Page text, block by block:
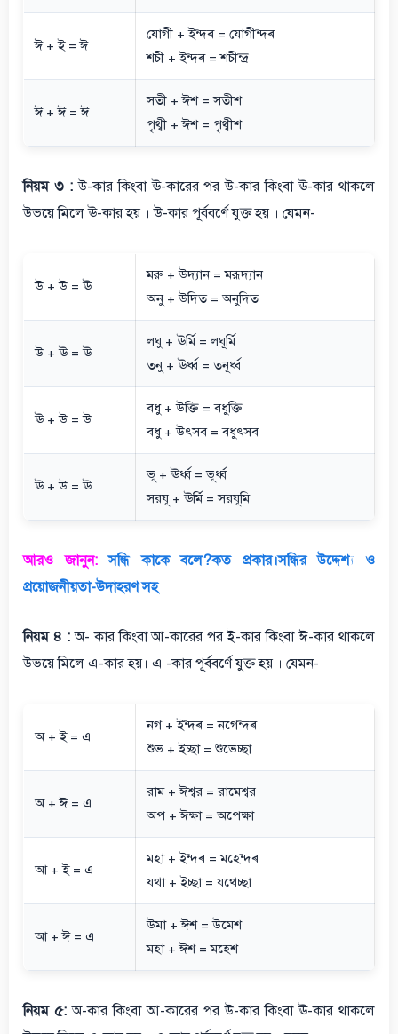
ঈ + ই = ঈ
যোগী + ইন্দ্ৰ = যোগীন্দ্ৰ
শচী + ইন্দ্ৰ = শচীন্দ্র
ঈ + ঈ = ঈ
সতী + ঈশ = সতীশ
পৃথ্বী + ঈশ = পৃথ্বীশ
নিয়ম ৩ :উ-কার কিংবা ঊ-কারের পর উ-কার কিংবা ঊ-কার থাকলে
উভয়ে মিলে ঊ-কার হয় । উ-কার পূর্ববর্ণে যুক্ত হয় । যেমন-
উ + উ = ঊ
মরু + উদ্যান = মরূদ্যান
অনু + উদিত = অনুদিত
উ + ঊ = ঊ
লঘু + ঊর্মি = লঘূর্মি
তনু + ঊর্ধ্ব = তনূর্ধ্ব
ঊ + উ = উ
বধু + উক্তি = বধুক্তি
বধু + উৎসব = বধুৎসব
ঊ + উ = ঊ
ভূ + ঊর্ধ্ব = ভূর্ধ্ব
সরযূ + ঊর্মি = সরযূমি
আরও জানুন:
সন্ধি কাকে বলে?কত প্রকার।সন্ধির উদ্দেশ্য ও
প্রয়োজনীয়তা-উদাহরণ সহ
নিয়ম ৪ :অ- কার কিংবা আ-কারের পর ই-কার কিংবা ঈ-কার থাকলে
উভয়ে মিলে এ-কার হয়। এ -কার পূর্ববর্ণে যুক্ত হয় । যেমন-
অ + ই = এ
নগ + ইন্দ্ৰ = নগেন্দ্ৰ
শুভ + ইচ্ছা = শুভেচ্ছা
অ + ঈ = এ
রাম + ঈশ্বর = রামেশ্বর
অপ + ঈক্ষা = অপেক্ষা
আ + ই = এ
মহা + ইন্দ্ৰ = মহেন্দ্ৰ
যথা + ইচ্ছা = যথেচ্ছা
আ + ঈ = এ
উমা + ঈশ = উমেশ
মহা + ঈশ = মহেশ
নিয়ম ৫:অ-কার কিংবা আ-কারের পর উ-কার কিংবা ঊ-কার থাকলে